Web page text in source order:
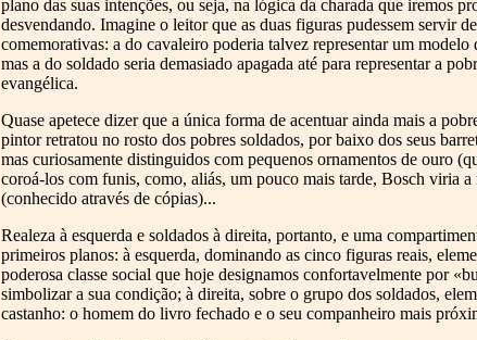
plano das suas intenções, ou seja, na lógica da charada que iremos
desvendando. Imagine o leitor que as duas figuras pudessem servir
comemorativas: a do cavaleiro poderia talvez representar um modelo
mas a do soldado seria demasiado apagada até para representar a
evangélica.
Quase apetece dizer que a única forma de acentuar ainda mais a
pintor retratou no rosto dos pobres soldados, por baixo dos seus
mas curiosamente distinguidos com pequenos ornamentos de ouro
coroá-los com funis, como, aliás, um pouco mais tarde, Bosch viria
(conhecido através de cópias)...
Realeza à esquerda e soldados à direita, portanto, e uma
primeiros planos: à esquerda, dominando as cinco figuras reais,
poderosa classe social que hoje designamos confortavelmente por
simbolizar a sua condição; à direita, sobre o grupo dos soldados,
castanho: o homem do livro fechado e o seu companheiro mais